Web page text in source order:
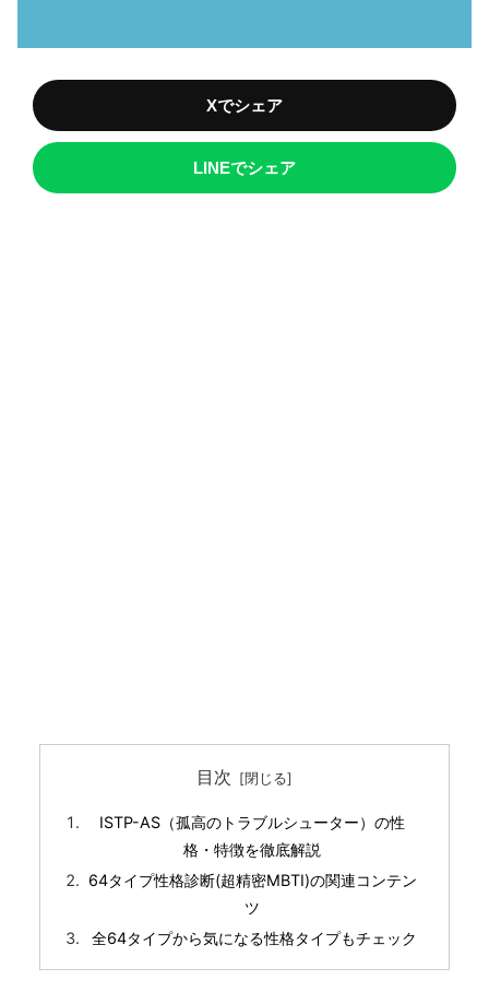
Xでシェア
LINEでシェア
目次
ISTP-AS（孤高のトラブルシューター）の性
格・特徴を徹底解説
64タイプ性格診断(超精密MBTI)の関連コンテン
ツ
全64タイプから気になる性格タイプもチェック